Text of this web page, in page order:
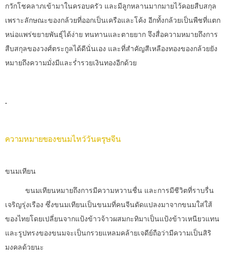
กวักโชคลาภเข้ามาในครอบครัว และมีลูกหลานมากมายไว้คอยสืบสกุล
เพราะลักษณะของกล้วยที่ออกเป็นเครือและโค้ง อีกทั้งกล้วยเป็นพืชที่แตก
หน่อแพร่ขยายพันธุ์ได้ง่าย ทนทานและตายยาก จึงสื่อความหมายถึงการ
สืบสกุลของวงศ์ตระกูลได้ดีนั่นเอง และที่สำคัญสีเหลืองทองของกล้วยยัง
หมายถึงความมั่งมีและร่ำรวยเงินทองอีกด้วย
.
ความหมายของขนมไหว้วันตรุษจีน
ขนมเทียน
ขนมเทียนหมายถึงการมีความหวานชื่น และการมีชีวิตที่ราบรื่น
เจริญรุ่งเรือง ซึ่งขนมเทียนเป็นขนมที่คนจีนดัดแปลงมาจากขนมใส่ใส้
ของไทยโดยเปลี่ยนจากแป้งข้าวจ้าวผสมกะทิมาเป็นแป้งข้าวเหนียวแทน
และรูปทรงของขนมจะเป็นกรวยแหลมคล้ายเจดีย์ถือว่ามีความเป็นสิริ
มงคลด้วยนะ